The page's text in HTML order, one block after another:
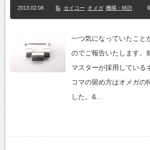
2013.02.08 セイコー オメガ 機構・特許
一つ気になっていたこと
のでご報告いたします。
マスターが採用している
コマの留め方はオメガの
した。&…